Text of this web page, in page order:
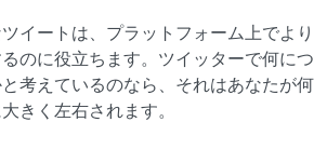
イートは、プラットフォーム上でより
のに役立ちます。ツイッターで何につ
考えているのなら、それはあなたが何
きく左右されます。